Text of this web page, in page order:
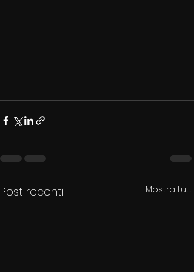
Post recenti Mostra tutti